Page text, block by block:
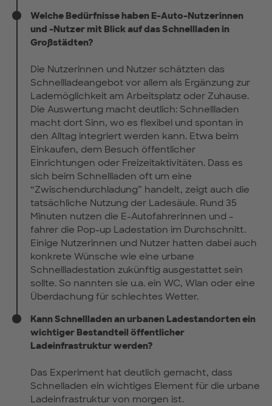
Welche Bedürfnisse haben E-Auto-Nutzerinnen
und -Nutzer mit Blick auf das Schnellladen in
Großstädten?
Die Nutzerinnen und Nutzer schätzten das
Schnellladeangebot vor allem als Ergänzung zur
Lademöglichkeit am Arbeitsplatz oder Zuhause.
Die Auswertung macht deutlich: Schnellladen
macht dort Sinn, wo es flexibel und spontan in
den Alltag integriert werden kann. Etwa beim
Einkaufen, dem Besuch öffentlicher
Einrichtungen oder Freizeitaktivitäten. Dass es
sich beim Schnellladen oft um eine
“Zwischendurchladung” handelt, zeigt auch die
tatsächliche Nutzung der Ladesäule. Rund 35
Minuten nutzen die E-Autofahrerinnen und -
fahrer die Pop-up Ladestation im Durchschnitt.
Einige Nutzerinnen und Nutzer hatten dabei auch
konkrete Wünsche wie eine urbane
Schnellladestation zukünftig ausgestattet sein
sollte. So nannten sie u.a. ein WC, Wlan oder eine
Überdachung für schlechtes Wetter.
Kann Schnellladen an urbanen Ladestandorten ein
wichtiger Bestandteil öffentlicher
Ladeinfrastruktur werden?
Das Experiment hat deutlich gemacht, dass
Schnelladen ein wichtiges Element für die urbane
Ladeinfrastruktur von morgen ist.